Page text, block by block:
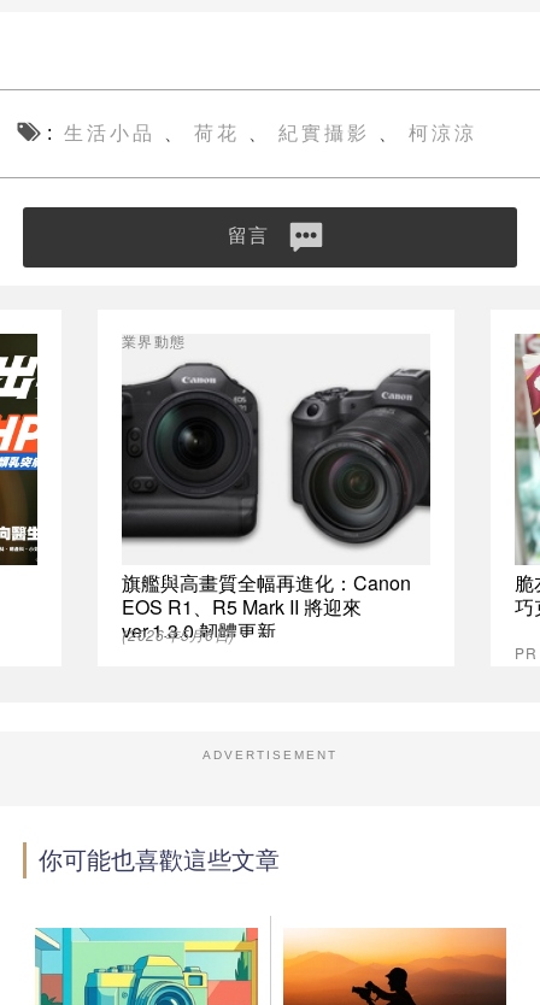
生活小品 、 荷花 、 紀實攝影 、 柯涼涼
留言
旗艦與高畫質全幅再進化：Canon
EOS R1、R5 Mark II 將迎來
ver.1.3.0 韌體更新
業界動態
(2026年5月6日)
脆
巧
ADVERTISEMENT
你可能也喜歡這些文章